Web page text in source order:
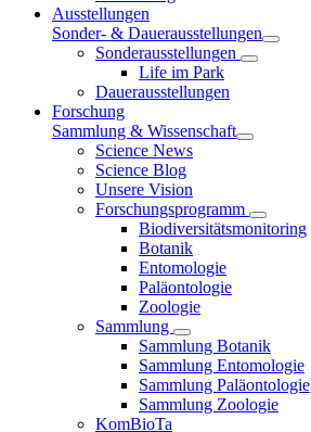
Ausstellungen
Sonder- & Dauerausstellungen
Sonderausstellungen
Life im Park
Dauerausstellungen
Forschung
Sammlung & Wissenschaft
Science News
Science Blog
Unsere Vision
Forschungsprogramm
Biodiversitätsmonitoring
Botanik
Entomologie
Paläontologie
Zoologie
Sammlung
Sammlung Botanik
Sammlung Entomologie
Sammlung Paläontologie
Sammlung Zoologie
KomBioTa